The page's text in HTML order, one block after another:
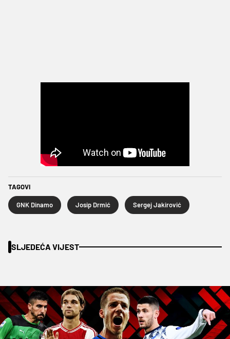
TAGOVI
GNK Dinamo Josip Drmić Sergej Jakirović
SLJEDEĆA VIJEST